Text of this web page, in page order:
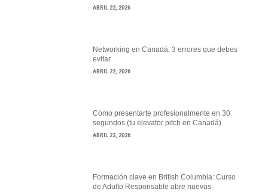
ABRIL 22, 2026
Networking en Canadá: 3 errores que debes
evitar
ABRIL 22, 2026
Cómo presentarte profesionalmente en 30
segundos (tu elevator pitch en Canadá)
ABRIL 22, 2026
Formación clave en British Columbia: Curso
de Adulto Responsable abre nuevas